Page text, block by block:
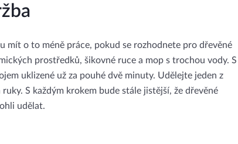
mít o to méně práce, pokud se rozhodnete pro dřevěné
prostředků, šikovné ruce a mop s trochou vody. S
uklizené už za pouhé dvě minuty. Udělejte jeden z
S každým krokem bude stále jistější, že dřevěné
udělat.